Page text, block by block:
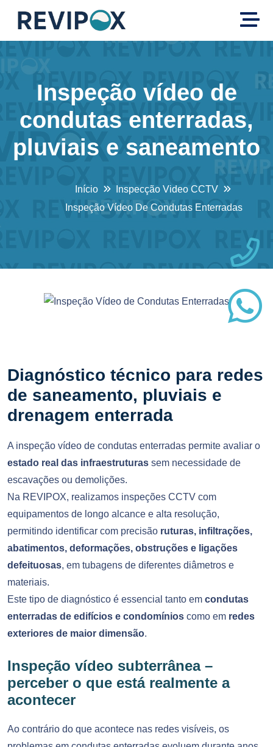
Inspeção vídeo de
condutas enterradas,
pluviais e saneamento
Início
Inspecção Video CCTV
Inspeção Vídeo De Condutas Enterradas
Diagnóstico técnico para redes
de saneamento, pluviais e
drenagem enterrada
A inspeção vídeo de condutas enterradas permite avaliar o
estado real das infraestruturas sem necessidade de
escavações ou demolições.
Na REVIPOX, realizamos inspeções CCTV com
equipamentos de longo alcance e alta resolução,
permitindo identificar com precisão ruturas, infiltrações,
abatimentos, deformações, obstruções e ligações
defeituosas, em tubagens de diferentes diâmetros e
materiais.
Este tipo de diagnóstico é essencial tanto em condutas
enterradas de edifícios e condomínios como em redes
exteriores de maior dimensão.
Inspeção vídeo subterrânea –
perceber o que está realmente a
acontecer
Ao contrário do que acontece nas redes visíveis, os